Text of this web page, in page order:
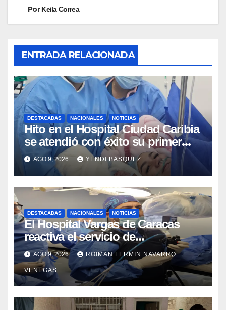
PorKeila Correa
ENTRADA RELACIONADA
DESTACADAS NACIONALES NOTICIAS
Hito en el Hospital Ciudad Caribia
se atendió con éxito su primer
parto gemelar
AGO 9, 2026 YENDI BASQUEZ
DESTACADAS NACIONALES NOTICIAS
El Hospital Vargas de Caracas
reactiva el servicio de
Colangiopancreatografía
Retrógrada Endoscópica para
beneficiar a cientos de pacientes
AGO 9, 2026 ROIMAN FERMIN NAVARRO
VENEGAS